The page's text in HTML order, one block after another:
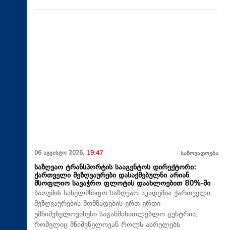
06 აგვისტო 2026, 19:47 საზოგადოება
საზღვაო ტრანსპორტის სააგენტოს დირექტორი:
ქართველი მეზღვაურები დასაქმებულნი არიან
მსოფლიო სავაჭრო ფლოტის დაახლოებით 80%-ში
ბათუმის სახელმწიფო საზღვაო აკადემია ქართველი
მეზღვაურების მომზადების ერთ-ერთი
უმნიშვნელოვანესი საგანმანათლებლო ცენტრია,
რომელიც მნიშვნელოვან როლს ასრულებს